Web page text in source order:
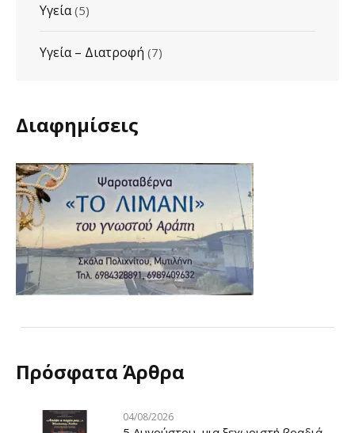
Υγεία (5)
Υγεία – Διατροφή (7)
Διαφημίσεις
Πρόσφατα Άρθρα
04/08/2026